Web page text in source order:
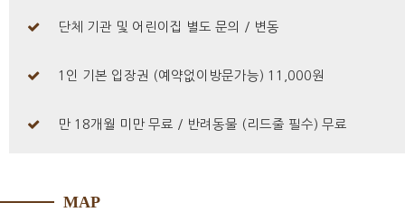
단체 기관 및 어린이집 별도 문의 / 변동
1인 기본 입장권 (예약없이방문가능) 11,000원
만 18개월 미만 무료 / 반려동물 (리드줄 필수) 무료
MAP